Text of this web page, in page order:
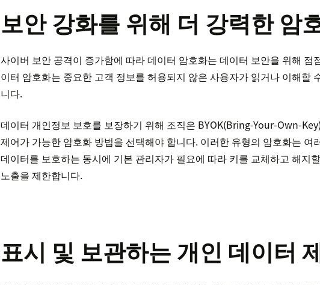
보안 강화를 위해 더 강력한 암
사이버 보안 공격이 증가함에 따라 데이터 암호화는 데이터 보안을 위해 점
이터 암호화는 중요한 고객 정보를 허용되지 않은 사용자가 읽거나 이해할
니다.
데이터 개인정보 보호를 보장하기 위해 조직은 BYOK(Bring-Your-Own-
제어가 가능한 암호화 방법을 선택해야 합니다. 이러한 유형의 암호화는 여
데이터를 보호하는 동시에 기본 관리자가 필요에 따라 키를 교체하고 해지
노출을 제한합니다.
표시 및 보관하는 개인 데이터